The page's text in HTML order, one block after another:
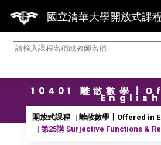
國立清華大學開放式課
10401 離散數學
English
開放式課程
離散數學〡Offered in
第25講 Surjective Functions &